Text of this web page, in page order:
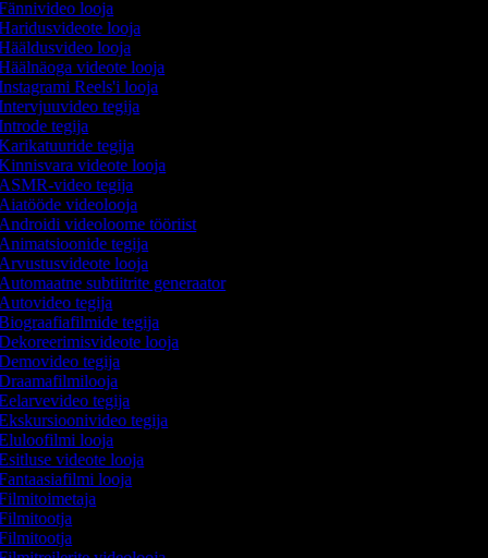
looja
looja
looja
videote looja
Reels'i looja
tegija
tegija
tegija
videote looja
video tegija
videolooja
videoloome tööriist
tegija
looja
subtiitrite generaator
tegija
tegija
looja
tegija
tegija
tegija
looja
videote looja
looja